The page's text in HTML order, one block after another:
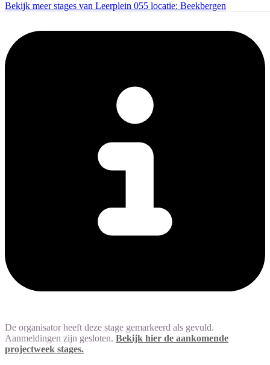
Bekijk meer stages van Leerplein 055 locatie: Beekbergen
De organisator heeft deze stage gemarkeerd als gevuld.
Aanmeldingen zijn gesloten. Bekijk hier de aankomende
projectweek stages.